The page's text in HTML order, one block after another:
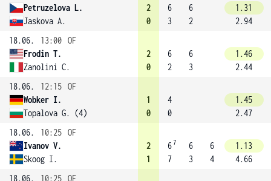
Petruzelova L.
Jaskova A.
2
0
6
3
6
2
1.31
2.94
18.06.
13:00 OF
Frodin T.
Zanolini C.
2
0
6
2
6
3
1.46
2.44
18.06.
12:15 OF
Wobker I.
Topalova G. (4)
1
0
4
0
1.45
2.47
18.06.
10:25 OF
Ivanov V.
Skoog I.
2
1
67
7
6
3
6
4
1.13
4.66
18.06.
10:25 OF